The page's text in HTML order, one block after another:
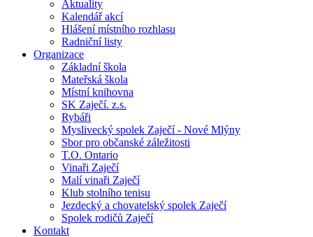
Aktuality
Kalendář akcí
Hlášení místního rozhlasu
Radniční listy
Organizace
Základní škola
Mateřská škola
Místní knihovna
SK Zaječí. z.s.
Rybáři
Myslivecký spolek Zaječí - Nové Mlýny
Sbor pro občanské záležitosti
T.O. Ontario
Vinaři Zaječí
Malí vinaři Zaječí
Klub stolního tenisu
Jezdecký a chovatelský spolek Zaječí
Spolek rodičů Zaječí
Kontakt